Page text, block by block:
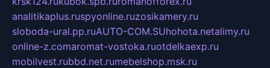
analitikaplus.ruspyonline.ruzosikamery.ru
sloboda-ural.pp.ruAUTO-COM.SUhohota.netalimy.ru
online-z.comaromat-vostoka.ruotdelkaexp.ru
mobilvest.rubbd.net.rumebelshop.msk.ru